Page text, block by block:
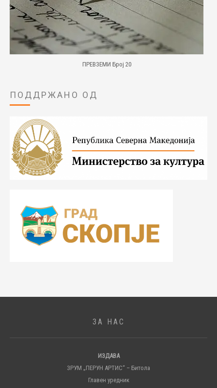
ПРЕВЗЕМИ Број 20
ПОДДРЖАНО ОД
ЗА НАС
ИЗДАВА
ЗРУМ „ПЕРУН АРТИС“ – Битола
Главен уредник